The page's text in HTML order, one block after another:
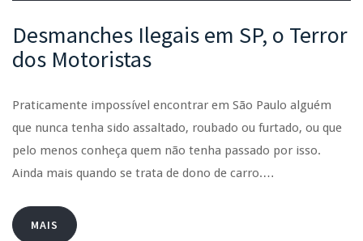
Desmanches Ilegais em SP, o Terror
dos Motoristas
Praticamente impossível encontrar em São Paulo alguém
que nunca tenha sido assaltado, roubado ou furtado, ou que
pelo menos conheça quem não tenha passado por isso.
Ainda mais quando se trata de dono de carro.…
MAIS